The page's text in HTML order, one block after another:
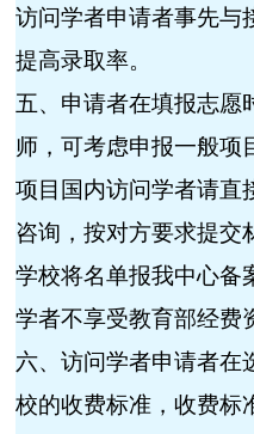
访问学者申请者事先与
提高录取率。
五、申请者在填报志愿
师，可考虑申报一般项
项目国内访问学者请直
咨询，按对方要求提交
学校将名单报我中心备
学者不享受教育部经费
六、访问学者申请者在
校的收费标准，收费标